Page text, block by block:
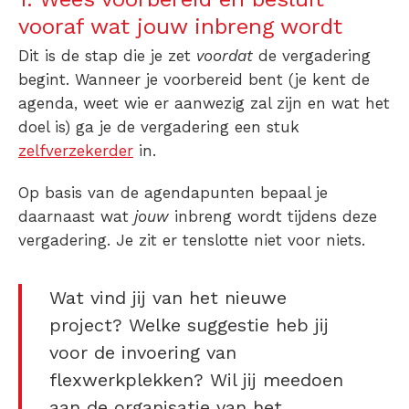
vooraf wat jouw inbreng wordt
Dit is de stap die je zet voordat de vergadering
begint. Wanneer je voorbereid bent (je kent de
agenda, weet wie er aanwezig zal zijn en wat het
doel is) ga je de vergadering een stuk
zelfverzekerder in.
Op basis van de agendapunten bepaal je
daarnaast wat jouw inbreng wordt tijdens deze
vergadering. Je zit er tenslotte niet voor niets.
Wat vind jij van het nieuwe
project? Welke suggestie heb jij
voor de invoering van
flexwerkplekken? Wil jij meedoen